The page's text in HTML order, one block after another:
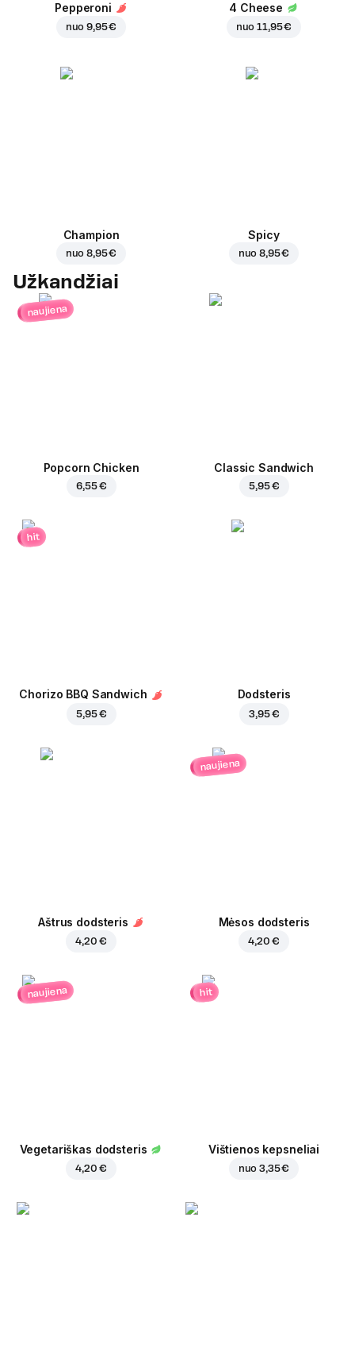
Pepperoni
nuo9,95 €
4 Cheese
nuo11,95 €
Champion
nuo8,95 €
Spicy
nuo8,95 €
Užkandžiai
naujiena
Popcorn Chicken
6,55 €
Classic Sandwich
5,95 €
hit
Chorizo BBQ Sandwich
5,95 €
Dodsteris
3,95 €
Aštrus dodsteris
4,20 €
naujiena
Mėsos dodsteris
4,20 €
naujiena
Vegetariškas dodsteris
4,20 €
hit
Vištienos kepsneliai
nuo3,35 €